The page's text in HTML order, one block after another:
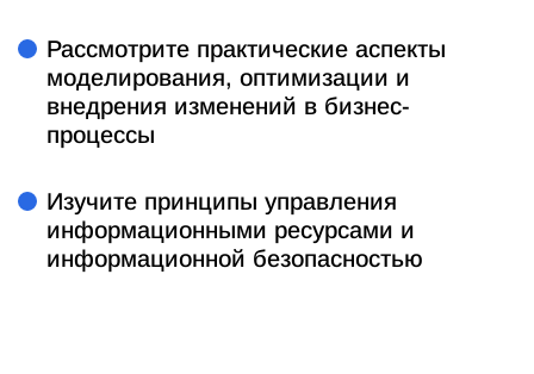
Рассмотрите практические аспекты
моделирования, оптимизации и
внедрения изменений в бизнес-
процессы
Изучите принципы управления
информационными ресурсами и
информационной безопасностью